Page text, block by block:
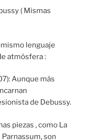
( Mismas
lenguaje
atmósfera :
Aunque más
de Debussy.
piezas , como La
son